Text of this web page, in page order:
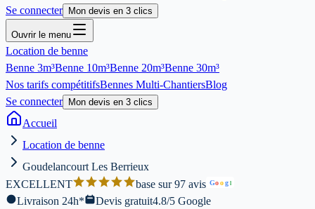
Se connecter
Mon devis en 3 clics
Ouvrir le menu
Location de benne
Benne 3m³Benne 10m³Benne 20m³Benne 30m³
Nos tarifs compétitifsBennes Multi-ChantiersBlog
Se connecter
Mon devis en 3 clics
Accueil
Location de benne
Goudelancourt Les Berrieux
EXCELLENT
base sur 97 avis Goog l
Livraison 24h* Devis gratuit4.8/5 Google